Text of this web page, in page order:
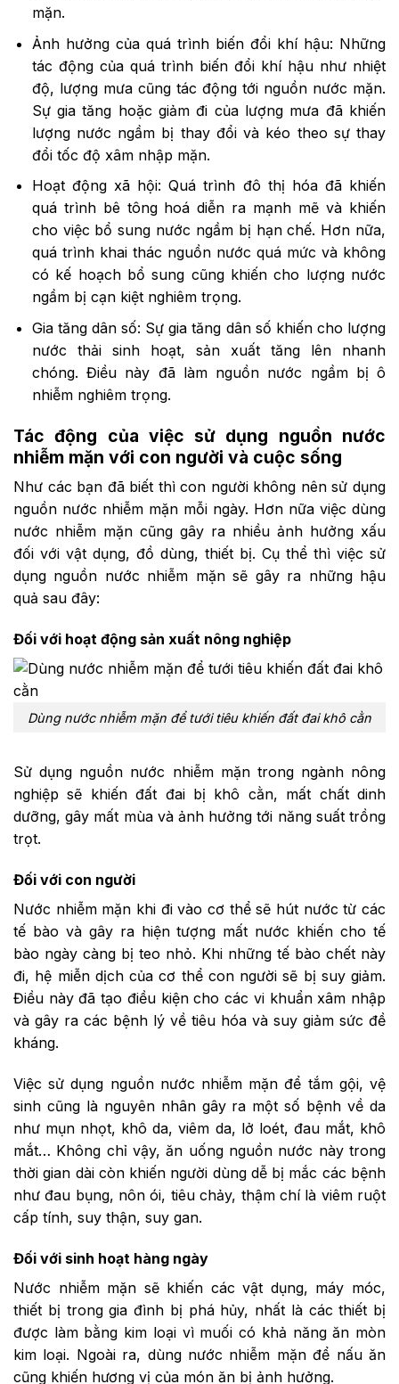
mặn.
Ảnh hưởng của quá trình biến đổi khí hậu: Những
tác động của quá trình biến đổi khí hậu như nhiệt
độ, lượng mưa cũng tác động tới nguồn nước mặn.
Sự gia tăng hoặc giảm đi của lượng mưa đã khiến
lượng nước ngầm bị thay đổi và kéo theo sự thay
đổi tốc độ xâm nhập mặn.
Hoạt động xã hội: Quá trình đô thị hóa đã khiến
quá trình bê tông hoá diễn ra mạnh mẽ và khiến
cho việc bổ sung nước ngầm bị hạn chế. Hơn nữa,
quá trình khai thác nguồn nước quá mức và không
có kế hoạch bổ sung cũng khiến cho lượng nước
ngầm bị cạn kiệt nghiêm trọng.
Gia tăng dân số: Sự gia tăng dân số khiến cho lượng
nước thải sinh hoạt, sản xuất tăng lên nhanh
chóng. Điều này đã làm nguồn nước ngầm bị ô
nhiễm nghiêm trọng.
Tác động của việc sử dụng nguồn nước
nhiễm mặn với con người và cuộc sống
Như các bạn đã biết thì con người không nên sử dụng
nguồn nước nhiễm mặn mỗi ngày. Hơn nữa việc dùng
nước nhiễm mặn cũng gây ra nhiều ảnh hưởng xấu
đối với vật dụng, đồ dùng, thiết bị. Cụ thể thì việc sử
dụng nguồn nước nhiễm mặn sẽ gây ra những hậu
quả sau đây:
Đối với hoạt động sản xuất nông nghiệp
Dùng nước nhiễm mặn để tưới tiêu khiến đất đai khô cằn
Sử dụng nguồn nước nhiễm mặn trong ngành nông
nghiệp sẽ khiến đất đai bị khô cằn, mất chất dinh
dưỡng, gây mất mùa và ảnh hưởng tới năng suất trồng
trọt.
Đối với con người
Nước nhiễm mặn khi đi vào cơ thể sẽ hút nước từ các
tế bào và gây ra hiện tượng mất nước khiến cho tế
bào ngày càng bị teo nhỏ. Khi những tế bào chết này
đi, hệ miễn dịch của cơ thể con người sẽ bị suy giảm.
Điều này đã tạo điều kiện cho các vi khuẩn xâm nhập
và gây ra các bệnh lý về tiêu hóa và suy giảm sức đề
kháng.
Việc sử dụng nguồn nước nhiễm mặn để tắm gội, vệ
sinh cũng là nguyên nhân gây ra một số bệnh về da
như mụn nhọt, khô da, viêm da, lở loét, đau mắt, khô
mắt… Không chỉ vậy, ăn uống nguồn nước này trong
thời gian dài còn khiến người dùng dễ bị mắc các bệnh
như đau bụng, nôn ói, tiêu chảy, thậm chí là viêm ruột
cấp tính, suy thận, suy gan.
Đối với sinh hoạt hàng ngày
Nước nhiễm mặn sẽ khiến các vật dụng, máy móc,
thiết bị trong gia đình bị phá hủy, nhất là các thiết bị
được làm bằng kim loại vì muối có khả năng ăn mòn
kim loại. Ngoài ra, dùng nước nhiễm mặn để nấu ăn
cũng khiến hương vị của món ăn bị ảnh hưởng.